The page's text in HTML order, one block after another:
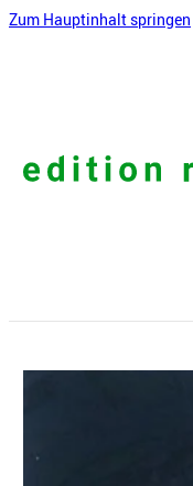
Zum Hauptinhalt springen